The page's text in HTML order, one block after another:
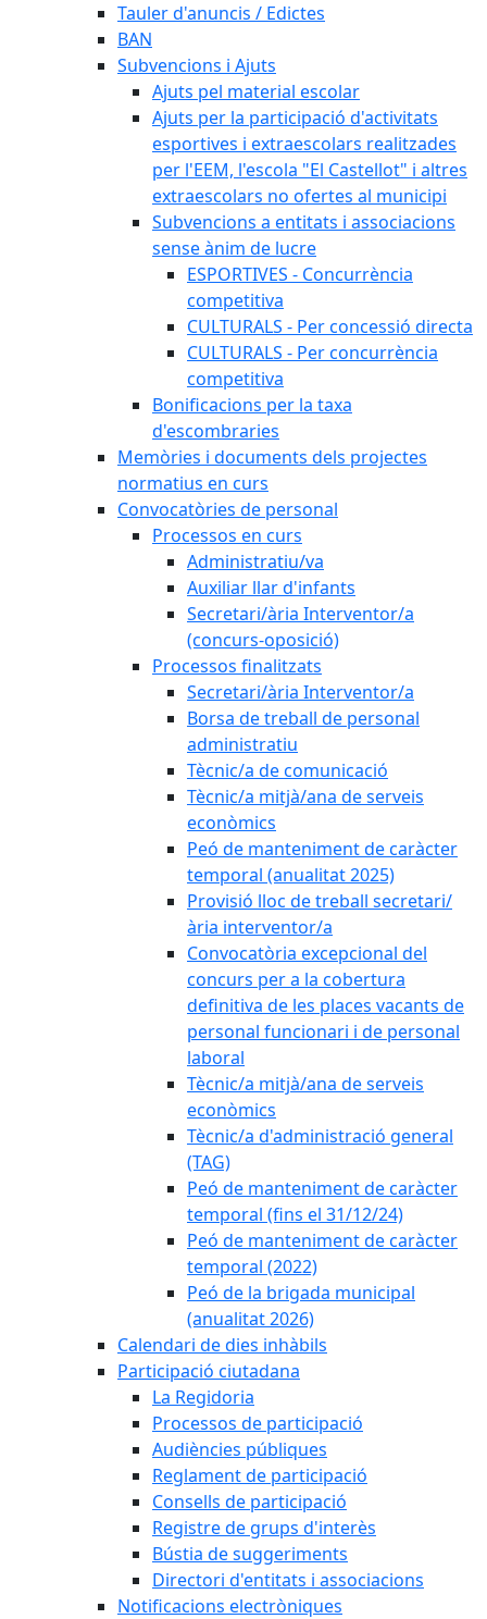
Tauler d'anuncis / Edictes
BAN
Subvencions i Ajuts
Ajuts pel material escolar
Ajuts per la participació d'activitats
esportives i extraescolars realitzades
per l'EEM, l'escola "El Castellot" i altres
extraescolars no ofertes al municipi
Subvencions a entitats i associacions
sense ànim de lucre
ESPORTIVES - Concurrència
competitiva
CULTURALS - Per concessió directa
CULTURALS - Per concurrència
competitiva
Bonificacions per la taxa
d'escombraries
Memòries i documents dels projectes
normatius en curs
Convocatòries de personal
Processos en curs
Administratiu/va
Auxiliar llar d'infants
Secretari/ària Interventor/a
(concurs-oposició)
Processos finalitzats
Secretari/ària Interventor/a
Borsa de treball de personal
administratiu
Tècnic/a de comunicació
Tècnic/a mitjà/ana de serveis
econòmics
Peó de manteniment de caràcter
temporal (anualitat 2025)
Provisió lloc de treball secretari/
ària interventor/a
Convocatòria excepcional del
concurs per a la cobertura
definitiva de les places vacants de
personal funcionari i de personal
laboral
Tècnic/a mitjà/ana de serveis
econòmics
Tècnic/a d'administració general
(TAG)
Peó de manteniment de caràcter
temporal (fins el 31/12/24)
Peó de manteniment de caràcter
temporal (2022)
Peó de la brigada municipal
(anualitat 2026)
Calendari de dies inhàbils
Participació ciutadana
La Regidoria
Processos de participació
Audiències públiques
Reglament de participació
Consells de participació
Registre de grups d'interès
Bústia de suggeriments
Directori d'entitats i associacions
Notificacions electròniques